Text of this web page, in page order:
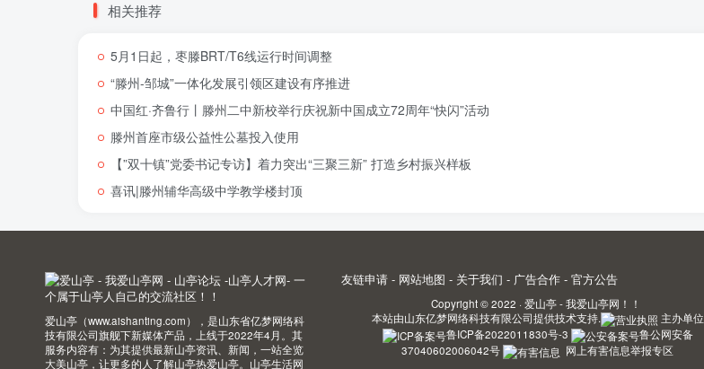
相关推荐
5月1日起，枣滕BRT/T6线运行时间调整
“滕州-邹城”一体化发展引领区建设有序推进
中国红·齐鲁行丨滕州二中新校举行庆祝新中国成立72周年“快闪”活动
滕州首座市级公益性公墓投入使用
【”双十镇”党委书记专访】着力突出“三聚三新” 打造乡村振兴样板
喜讯|滕州辅华高级中学教学楼封顶
爱山亭（www.aishanting.com），是山东省亿梦网络科
技有限公司旗舰下新媒体产品，上线于2022年4月。其
服务内容有：为其提供最新山亭资讯、新闻，一站全览
大美山亭，让更多的人了解山亭热爱山亭。山亭生活网
友链申请 - 网站地图 - 关于我们 - 广告合作 - 官方公告
Copyright © 2022 · 爱山亭 - 我爱山亭网！！
本站由山东亿梦网络科技有限公司提供技术支持.
主办单位
鲁ICP备2022011830号-3
鲁公网安备
37040602006042号
网上有害信息举报专区